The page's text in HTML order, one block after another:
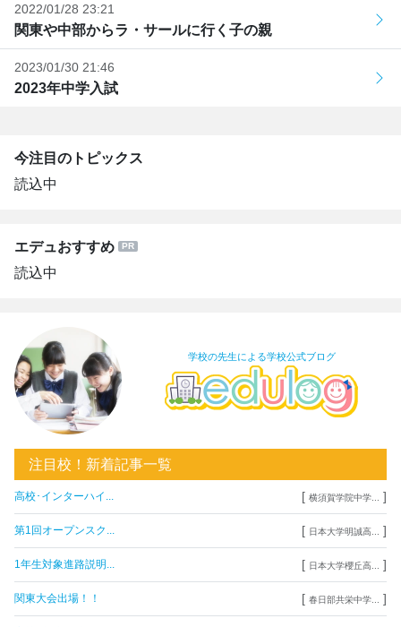
2022/01/28 23:21
関東や中部からラ・サールに行く子の親
2023/01/30 21:46
2023年中学入試
今注目のトピックス
読込中
エデュおすすめ
読込中
学校の先生による学校公式ブログ
注目校！新着記事一覧
高校･インターハイ... [ 横須賀学院中学... ]
第1回オープンスク... [ 日本大学明誠高... ]
1年生対象進路説明... [ 日本大学櫻丘高... ]
関東大会出場！！ [ 春日部共栄中学... ]